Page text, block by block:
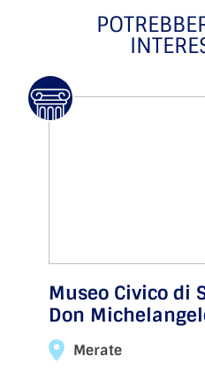
Museo Civico di
Don
Merate